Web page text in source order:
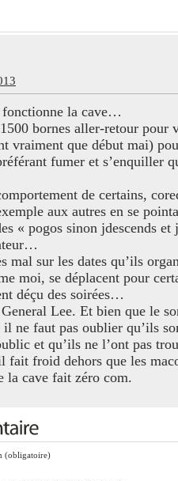
fonctionne la cave…
bornes aller-retour pour
vraiment que début mai)
fumer et s’enquiller
de certains,
aux autres en se
« pogos sinon jdescends et
mal sur les dates qu’ils
moi, se déplacent pour
déçu des soirées…
Lee. Et bien que le
ne faut pas oublier qu’ils
et qu’ils ne l’ont pas
fait froid dehors que les
la cave fait zéro com.
(obligatoire)